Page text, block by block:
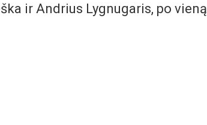
ir Andrius Lygnugaris, po vieną